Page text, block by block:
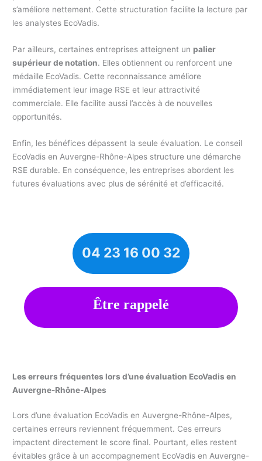
s’améliore nettement. Cette structuration facilite la lecture par
les analystes EcoVadis.
Par ailleurs, certaines entreprises atteignent un palier
supérieur de notation. Elles obtiennent ou renforcent une
médaille EcoVadis. Cette reconnaissance améliore
immédiatement leur image RSE et leur attractivité
commerciale. Elle facilite aussi l’accès à de nouvelles
opportunités.
Enfin, les bénéfices dépassent la seule évaluation. Le conseil
EcoVadis en Auvergne-Rhône-Alpes structure une démarche
RSE durable. En conséquence, les entreprises abordent les
futures évaluations avec plus de sérénité et d’efficacité.
04 23 16 00 32
Être rappelé
Les erreurs fréquentes lors d’une évaluation EcoVadis en
Auvergne-Rhône-Alpes
Lors d’une évaluation EcoVadis en Auvergne-Rhône-Alpes,
certaines erreurs reviennent fréquemment. Ces erreurs
impactent directement le score final. Pourtant, elles restent
évitables grâce à un accompagnement EcoVadis en Auvergne-